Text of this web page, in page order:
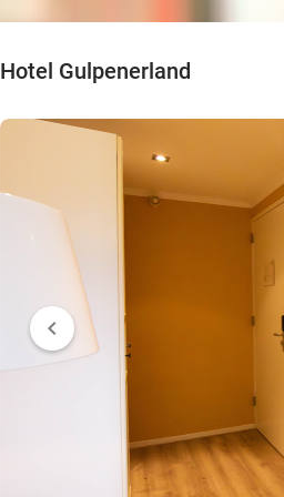
Hotel Gulpenerland
chevron_left